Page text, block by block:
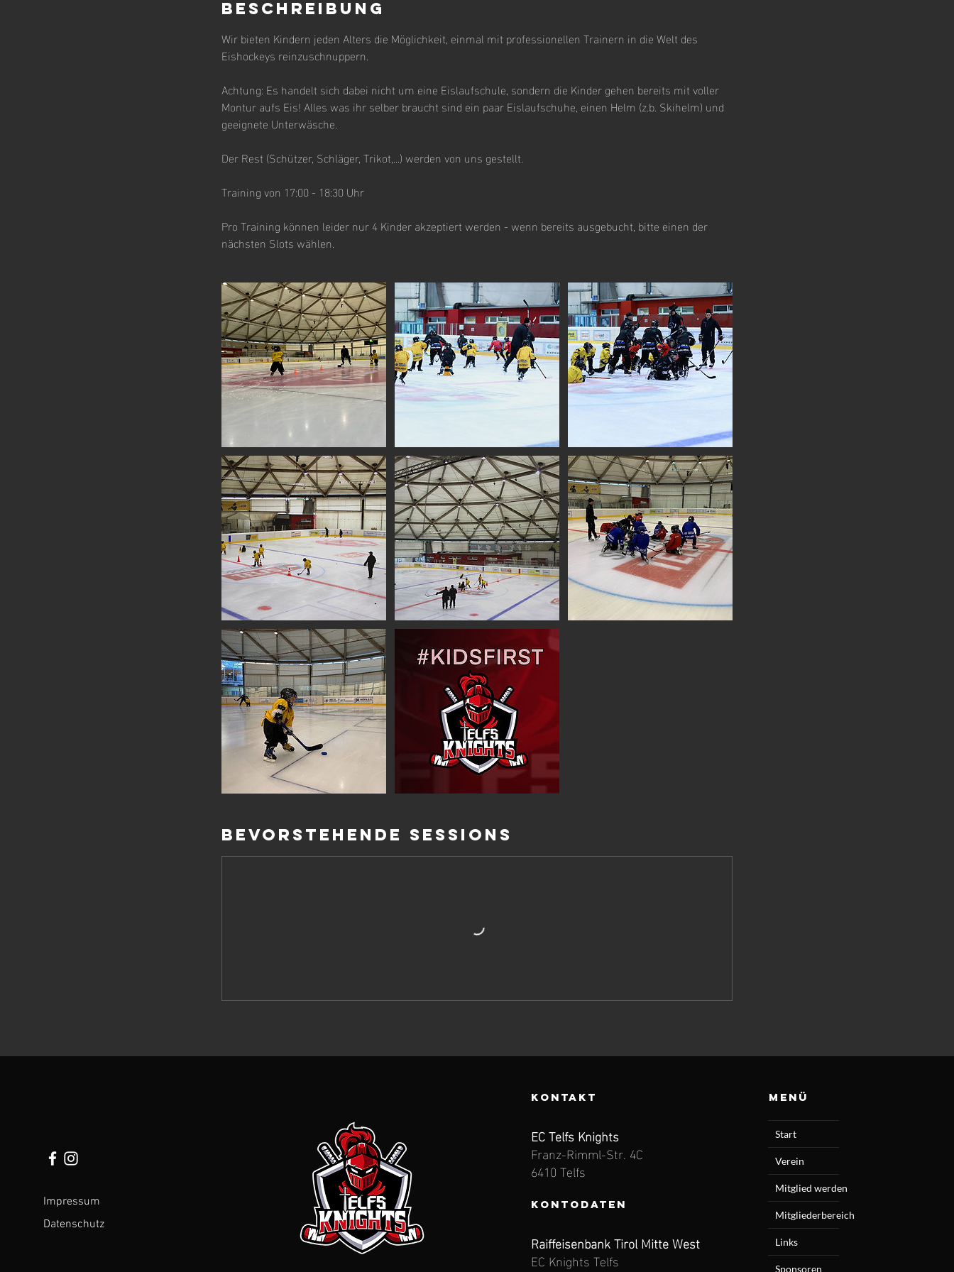
Beschreibung
Wir bieten Kindern jeden Alters die Möglichkeit, einmal mit professionellen Trainern in die Welt des
Eishockeys reinzuschnuppern.
Achtung: Es handelt sich dabei nicht um eine Eislaufschule, sondern die Kinder gehen bereits mit voller
Montur aufs Eis! Alles was ihr selber braucht sind ein paar Eislaufschuhe, einen Helm (z.b. Skihelm) und
geeignete Unterwäsche.
Der Rest (Schützer, Schläger, Trikot,...) werden von uns gestellt.
Training von 17:00 - 18:30 Uhr
Pro Training können leider nur 4 Kinder akzeptiert werden - wenn bereits ausgebucht, bitte einen der
nächsten Slots wählen.
Bevorstehende Sessions
Impressum
Datenschutz
KONTAKT
EC Telfs Knights
Franz-Rimml-Str. 4C
6410 Telfs
Kontodaten
Raiffeisenbank Tirol Mitte West
EC Knights Telfs
Menü
Start
Verein
Mitglied werden
Mitgliederbereich
Links
Sponsoren